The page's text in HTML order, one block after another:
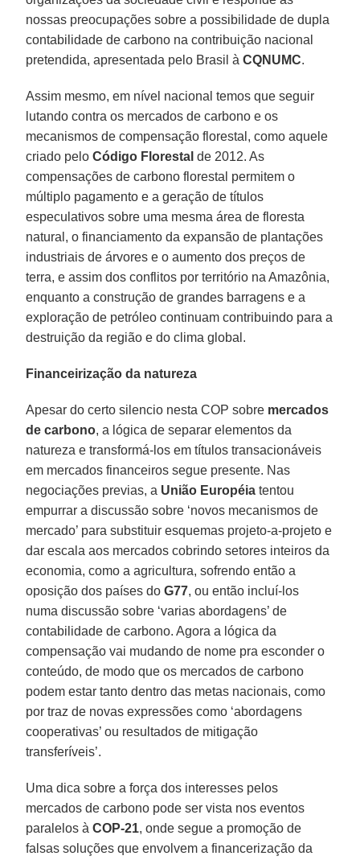
nossas preocupações sobre a possibilidade de dupla
contabilidade de carbono na contribuição nacional
pretendida, apresentada pelo Brasil àCQNUMC.
Assim mesmo, em nível nacional temos que seguir
lutando contra os mercados de carbono e os
mecanismos de compensação florestal, como aquele
criado peloCódigo Florestal de 2012. As
compensações de carbono florestal permitem o
múltiplo pagamento e a geração de títulos
especulativos sobre uma mesma área de floresta
natural, o financiamento da expansão de plantações
industriais de árvores e o aumento dos preços de
terra, e assim dos conflitos por território na Amazônia,
enquanto a construção de grandes barragens e a
exploração de petróleo continuam contribuindo para a
destruição da região e do clima global.
Financeirização da natureza
Apesar do certo silencio nesta COP sobre mercados
de carbono, a lógica de separar elementos da
natureza e transformá-los em títulos transacionáveis
em mercados financeiros segue presente. Nas
negociações previas, a União Européia tentou
empurrar a discussão sobre ‘novos mecanismos de
mercado’ para substituir esquemas projeto-a-projeto e
dar escala aos mercados cobrindo setores inteiros da
economia, como a agricultura, sofrendo então a
oposição dos países do G77, ou então incluí-los
numa discussão sobre ‘varias abordagens’ de
contabilidade de carbono. Agora a lógica da
compensação vai mudando de nome pra esconder o
conteúdo, de modo que os mercados de carbono
podem estar tanto dentro das metas nacionais, como
por traz de novas expressões como ‘abordagens
cooperativas’ ou resultados de mitigação
transferíveis’.
Uma dica sobre a força dos interesses pelos
mercados de carbono pode ser vista nos eventos
paralelos àCOP-21, onde segue a promoção de
falsas soluções que envolvem a financerização da